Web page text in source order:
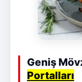
Geniş
Portalları